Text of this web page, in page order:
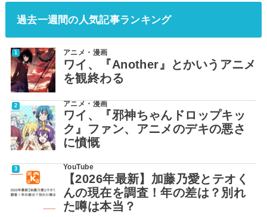
過去一週間の人気記事ランキング
アニメ・漫画
ワイ、『Another』とかいうアニメ
を観終わる
アニメ・漫画
ワイ、『邪神ちゃんドロップキッ
ク』ファン、アニメのデキの悪さ
に憤慨
YouTube
【2026年最新】加藤乃愛とテオく
んの現在を調査！年の差は？別れ
た噂は本当？